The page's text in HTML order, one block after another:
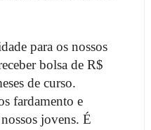
para os nossos
bolsa de R$
de curso.
fardamento e
jovens. É